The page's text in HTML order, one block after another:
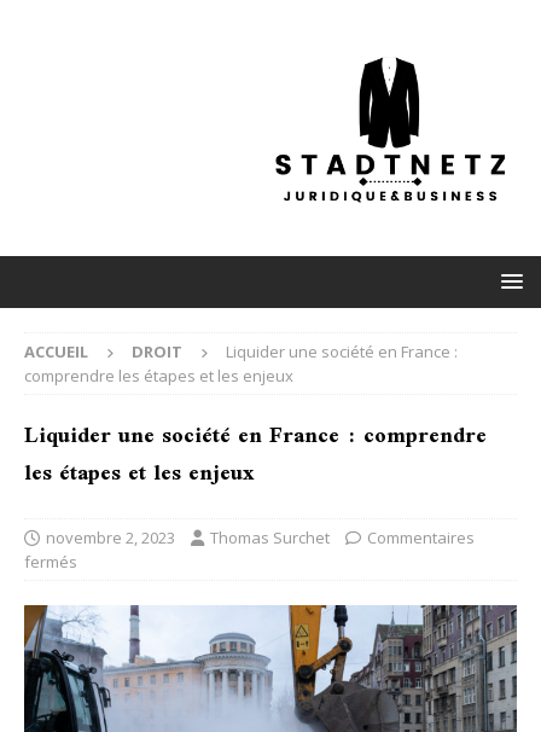
ACCUEIL DROIT
Liquider une société en France :
comprendre les étapes et les enjeux
Liquider une société en France : comprendre
les étapes et les enjeux
novembre 2, 2023 Thomas Surchet
Commentaires
fermés